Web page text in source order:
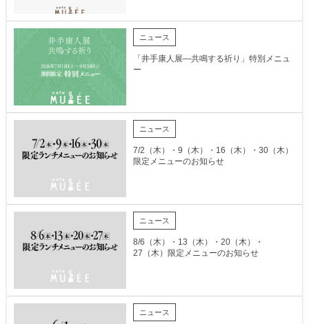
ニュース
「井手康人展―共鳴する祈り」特別メニュ
ー
ニュース
7/2（木）・9（木）・16（木）・30（木）
限定メニューのお知らせ
ニュース
8/6（木）・13（木）・20（木）・
27（木）限定メニューのお知らせ
ニュース